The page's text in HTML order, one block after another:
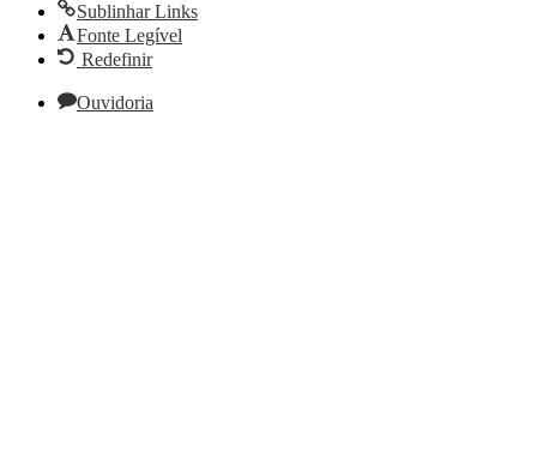
Sublinhar Links
Fonte Legível
Redefinir
Ouvidoria